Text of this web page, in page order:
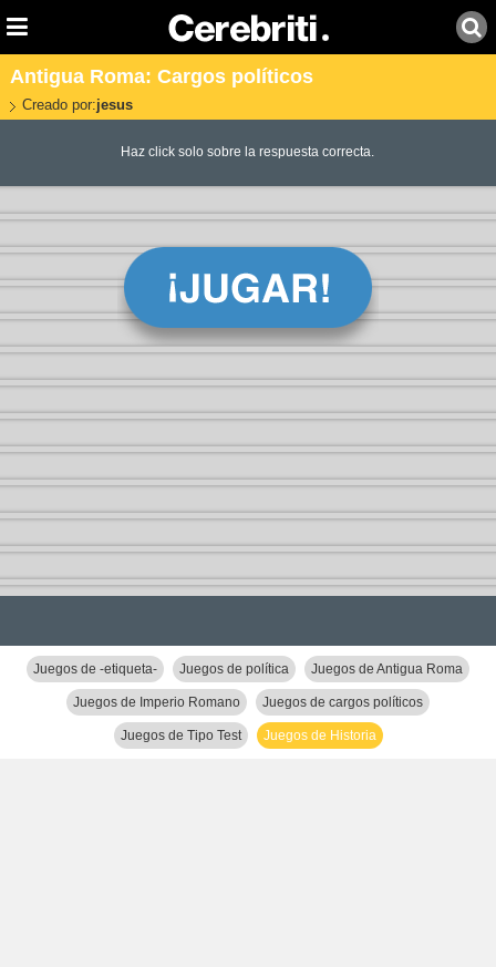
Antigua Roma: Cargos políticos
Creado por:jesus
Haz click solo sobre la respuesta correcta.
Juegos de -etiqueta- Juegos de política Juegos de Antigua Roma
Juegos de Imperio Romano Juegos de cargos políticos
Juegos de Tipo Test Juegos de Historia